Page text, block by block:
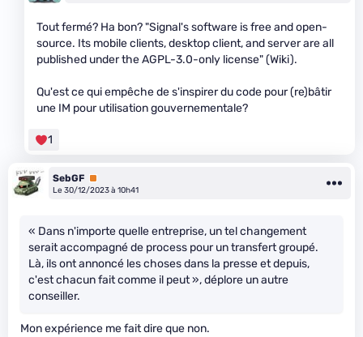
Tout fermé? Ha bon? "Signal's software is free and open-
source. Its mobile clients, desktop client, and server are all
published under the AGPL-3.0-only license" (Wiki).
Qu'est ce qui empêche de s'inspirer du code pour (re)bâtir
une IM pour utilisation gouvernementale?
1
SebGF Premium
Le 30/12/2023 à 10h41
« Dans n'importe quelle entreprise, un tel changement
serait accompagné de process pour un transfert groupé.
Là, ils ont annoncé les choses dans la presse et depuis,
c'est chacun fait comme il peut », déplore un autre
conseiller.
Mon expérience me fait dire que non.